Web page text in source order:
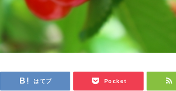
はてブ Pocket